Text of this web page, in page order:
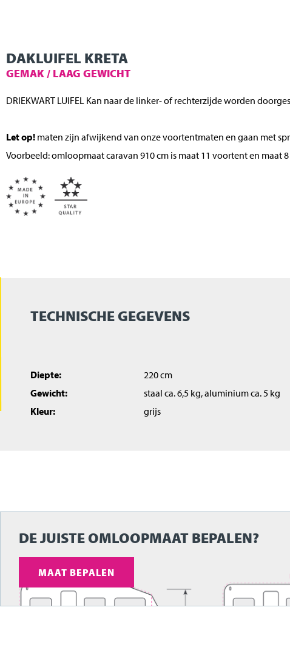
DAKLUIFEL KRETA
GEMAK / LAAG GEWICHT
DRIEKWART LUIFEL Kan naar de linker- of rechterzijde worden
Let op! maten zijn afwijkend van onze voortentmaten en gaan met
Voorbeeld: omloopmaat caravan 910 cm is maat 11 voortent en maat 8
TECHNISCHE GEGEVENS
Diepte:
220 cm
Gewicht:
staal ca. 6,5 kg, aluminium ca. 5 kg
Kleur:
grijs
DE JUISTE OMLOOPMAAT BEPALEN?
MAAT BEPALEN